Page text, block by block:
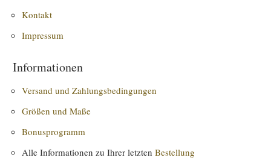
Kontakt
Impressum
Informationen
Versand und Zahlungsbedingungen
Größen und Maße
Bonusprogramm
Alle Informationen zu Ihrer letzten Bestellung